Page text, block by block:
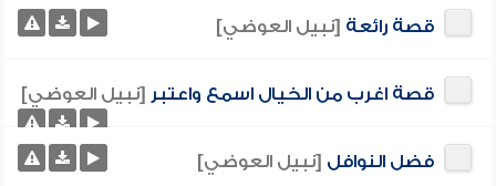
قصة رائعة [نبيل العوضي]
قصة اغرب من الخيال اسمع واعتبر [نبيل العوضي]
فضل النوافل [نبيل العوضي]